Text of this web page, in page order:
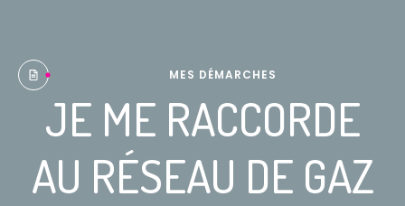
MES DÉMARCHES
JE ME RACCORDE
AU RÉSEAU DE GAZ